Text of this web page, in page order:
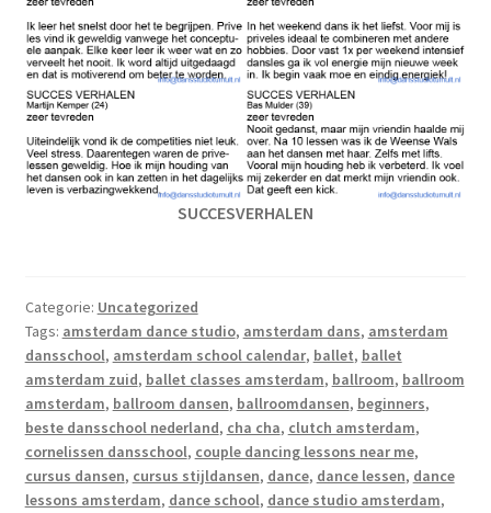
SUCCESVERHALEN
Categorie: Uncategorized
Tags: amsterdam dance studio, amsterdam dans, amsterdam
dansschool, amsterdam school calendar, ballet, ballet
amsterdam zuid, ballet classes amsterdam, ballroom, ballroom
amsterdam, ballroom dansen, ballroomdansen, beginners,
beste dansschool nederland, cha cha, clutch amsterdam,
cornelissen dansschool, couple dancing lessons near me,
cursus dansen, cursus stijldansen, dance, dance lessen, dance
lessons amsterdam, dance school, dance studio amsterdam,